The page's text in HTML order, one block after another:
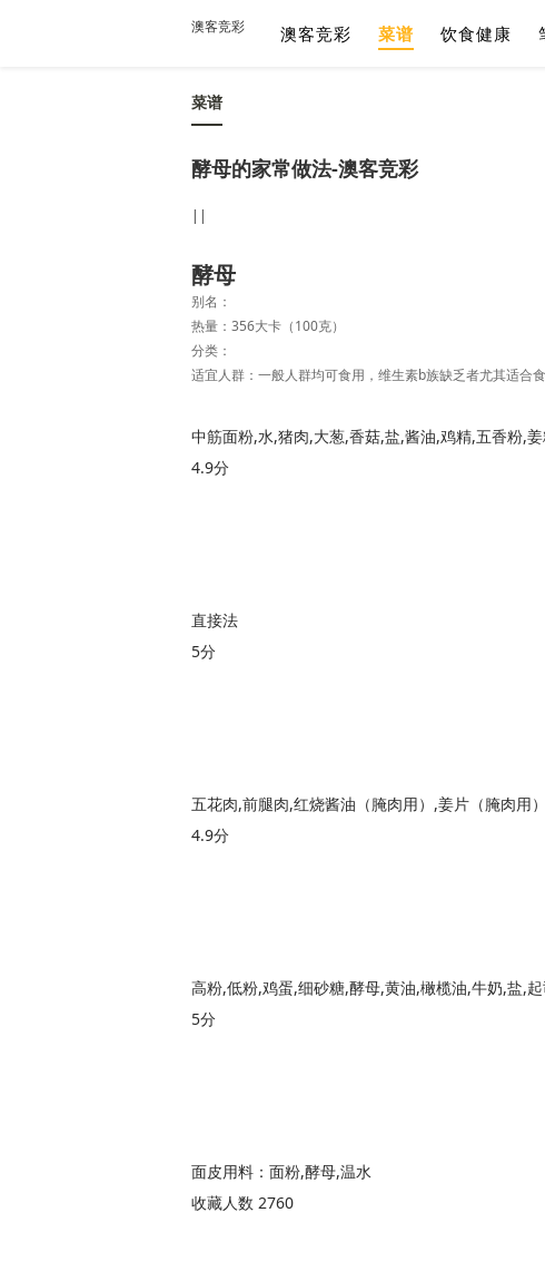
澳客竞彩 澳客竞彩 菜谱 饮食健康
菜谱
酵母的家常做法-澳客竞彩
||
酵母
别名：
热量：356大卡（100克）
分类：
适宜人群：一般人群均可食用，维生素b族缺乏者尤其适合食
中筋面粉,水,猪肉,大葱,香菇,盐,酱油,鸡精,五香粉,
4.9分
直接法
5分
4.9分
高粉,低粉,鸡蛋,细砂糖,酵母,黄油,橄榄油,牛奶,盐,
5分
面皮用料：面粉,酵母,温水
收藏人数 2760